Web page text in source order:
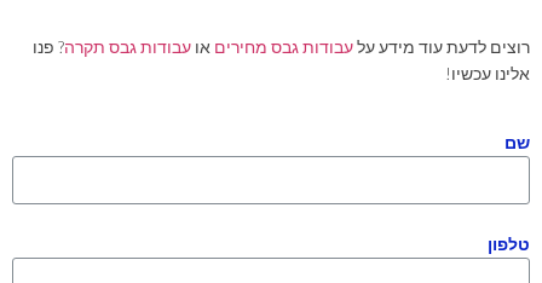
רוצים לדעת עוד מידע עלעבודות גבס מחירים או עבודות גבס תקרה? פנו
אלינו עכשיו!
שם
טלפון